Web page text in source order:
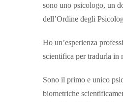
sono uno psicologo, un
dell’Ordine degli
Ho un’esperienza
scientifica per tradurla in
Sono il primo e unico
biometriche